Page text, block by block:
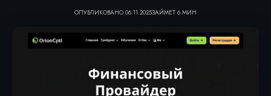
ОПУБЛИКОВАНО 06.11.2025ЗАЙМЕТ 6 МИН